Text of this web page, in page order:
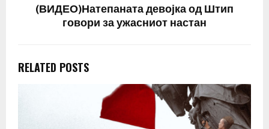
(ВИДЕО)Натепаната девојка од Штип
говори за ужасниот настан
RELATED POSTS